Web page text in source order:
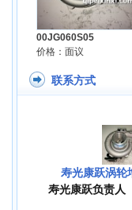
00JG060S05
价格：面议
联系方式
寿光康跃涡轮
寿光康跃负责人